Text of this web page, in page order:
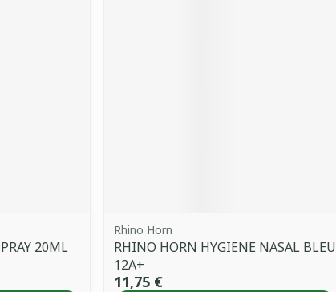
20ML
Rhino Horn
RHINO HORN HYGIENE NASAL BLEU
12A+
11,75 €